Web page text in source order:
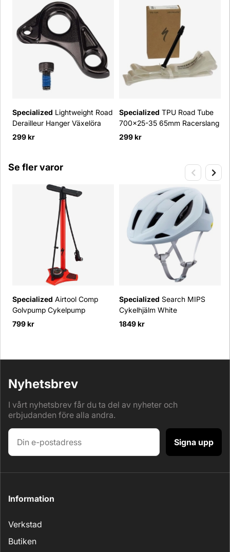
Specialized Lightweight Road
Derailleur Hanger Växelöra
299 kr
Specialized TPU Road Tube
700x25-35 65mm Racerslang
299 kr
Se fler varor
Specialized Airtool Comp
Golvpump Cykelpump
799 kr
Specialized Search MIPS
Cykelhjälm White
1849 kr
Nyhetsbrev
I vårt nyhetsbrev får du ta del av nyheter och
erbjudanden före alla andra.
Signa upp
Information
Verkstad
Butiken